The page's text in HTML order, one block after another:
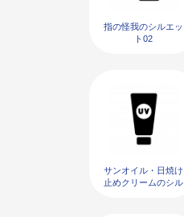
指の怪我のシルエッ
ト02
サンオイル・日焼け
止めクリームのシル